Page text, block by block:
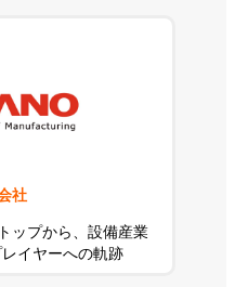
社
ップから、設備産業
イヤーへの軌跡